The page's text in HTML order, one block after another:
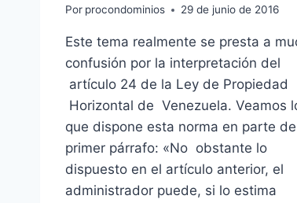
Por procondominios 29 de junio de 2016
Este tema realmente se presta a
confusión por la interpretación del
artículo 24 de la Ley de Propiedad
Horizontal de Venezuela. Veamos
que dispone esta norma en parte
primer párrafo: «No obstante lo
dispuesto en el artículo anterior, el
administrador puede, si lo estima